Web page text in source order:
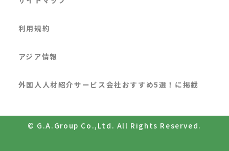
利用規約
アジア情報
外国人人材紹介サービス会社おすすめ5選！に掲載
© G.A.Group Co.,Ltd. All Rights Reserved.